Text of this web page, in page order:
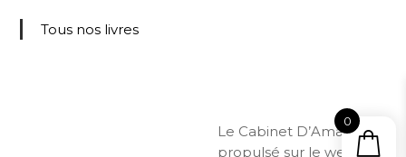
Tous nos livres
Le Cabinet D’Amateur –
propulsé sur le web par
0